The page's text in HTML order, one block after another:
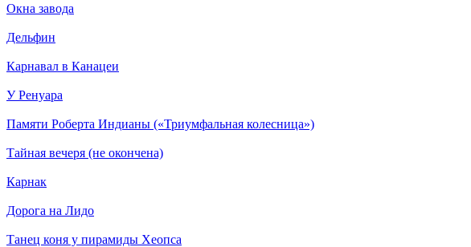
Окна завода
Дельфин
Карнавал в Канацеи
У Ренуара
Памяти Роберта Индианы («Триумфальная колесница»)
Тайная вечеря (не окончена)
Карнак
Дорога на Лидо
Танец коня у пирамиды Хеопса